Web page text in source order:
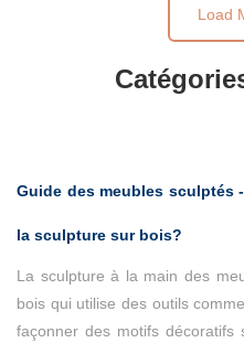
Load
Guide des meubles sculptés
la sculpture sur bois?
La sculpture à la main des
bois qui utilise des outils
façonner des motifs